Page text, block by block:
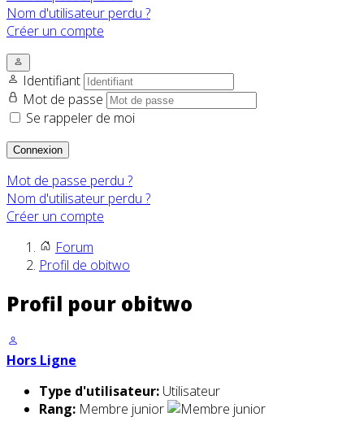
Nom d'utilisateur perdu ?
Créer un compte
Identifiant
Mot de passe
Se rappeler de moi
Connexion
Mot de passe perdu ?
Nom d'utilisateur perdu ?
Créer un compte
Forum
Profil de obitwo
Profil pour obitwo
Hors Ligne
Type d'utilisateur: Utilisateur
Rang: Membre junior